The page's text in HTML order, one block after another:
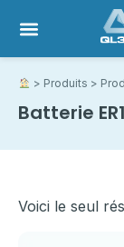
> Produits >
Batterie
Voici le seul